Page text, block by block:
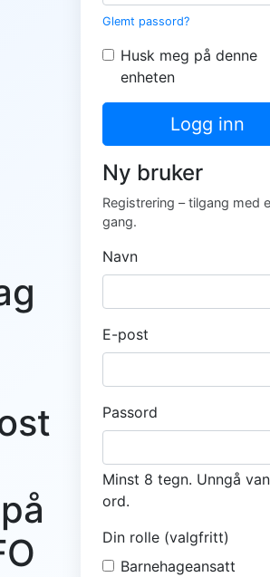
Glemt passord?
Husk meg på denne
enheten
Logg inn
Ny bruker
Registrering – tilgang med
gang.
Navn
E-post
Passord
Minst 8 tegn. Unngå
ord.
Din rolle (valgfritt)
Barnehageansatt